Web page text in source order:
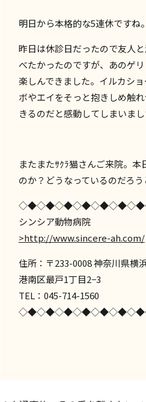
明日から本格的な5連休ですね。
昨日は休診日だったので友人
べたかったのですが、あのゲ
楽しんできました。イルカシ
ボやエイをそっと抱きしめ触
きるのだと感動してしまいまし
またまたｻｸﾗ猫さんご来院。
のか？どうなっているのだろ
シンシア動物病院
>http://www.sincere-ah.com/
住所：〒233-0008 神奈川県横
港南区最戸1丁目2−3
TEL：045-714-1560